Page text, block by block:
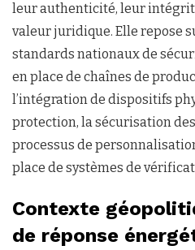
leur authenticité, leur
valeur juridique. Elle repose
standards nationaux de
en place de chaînes de
l’intégration de dispositifs
protection, la sécurisation
processus de
place de systèmes de
Contexte
de réponse